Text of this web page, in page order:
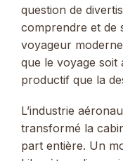
question de
comprendre et de
voyageur
que le voyage
productif que la
L’industrie
transformé la
part entière. Un